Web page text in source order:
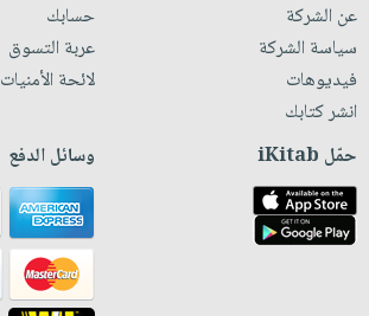
عن الشركة
سياسة الشركة
فيديوهات
انشر كتابك
حسابك
عربة التسوق
لائحة الأمنيات
حمّل iKitab وسائل الدفع